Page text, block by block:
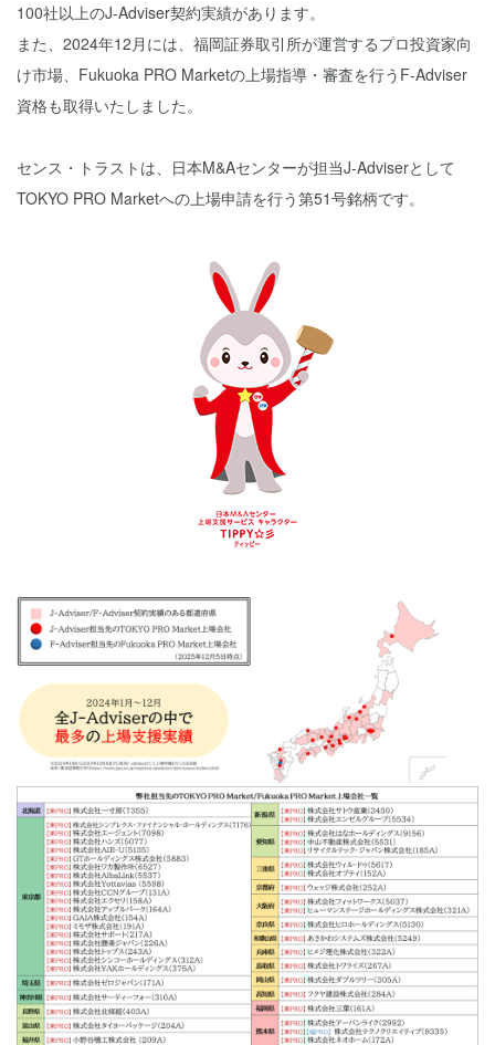
100社以上のJ-Adviser契約実績があります。
また、2024年12月には、福岡証券取引所が運営するプロ投資家向
け市場、Fukuoka PRO Marketの上場指導・審査を行うF-Adviser
資格も取得いたしました。
センス・トラストは、日本M&Aセンターが担当J-Adviserとして
TOKYO PRO Marketへの上場申請を行う第51号銘柄です。